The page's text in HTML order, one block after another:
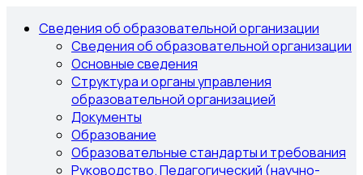
Сведения об образовательной организации
Сведения об образовательной организации
Основные сведения
Структура и органы управления
образовательной организацией
Документы
Образование
Образовательные стандарты и требования
Руководство. Педагогический (научно-